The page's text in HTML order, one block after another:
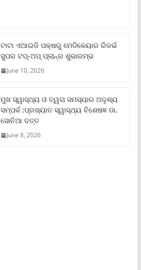
ଟାଟା ଏଆଇଜି ପକ୍ଷରୁ ମେଡିକେୟାର ରିଜର୍ଭ
ସୁପର ଟପ୍‌-ଅପ୍ ପ୍ଲାନ୍‌ର ଶୁଭାରମ୍ଭ
June 10, 2026
ମୁଖ ସ୍ୱାସ୍ଥ୍ୟ ଓ ତ୍ୱଚା ସମସ୍ୟାର ଅଦୃଶ୍ୟ
ସମ୍ପର୍କ :ପ୍ରଖ୍ୟାତ ସ୍ୱାସ୍ଥ୍ୟ ବିଶେଷଜ୍ଞ ଡା.
ସୋନିଆ ଦତ୍ତ
June 8, 2026